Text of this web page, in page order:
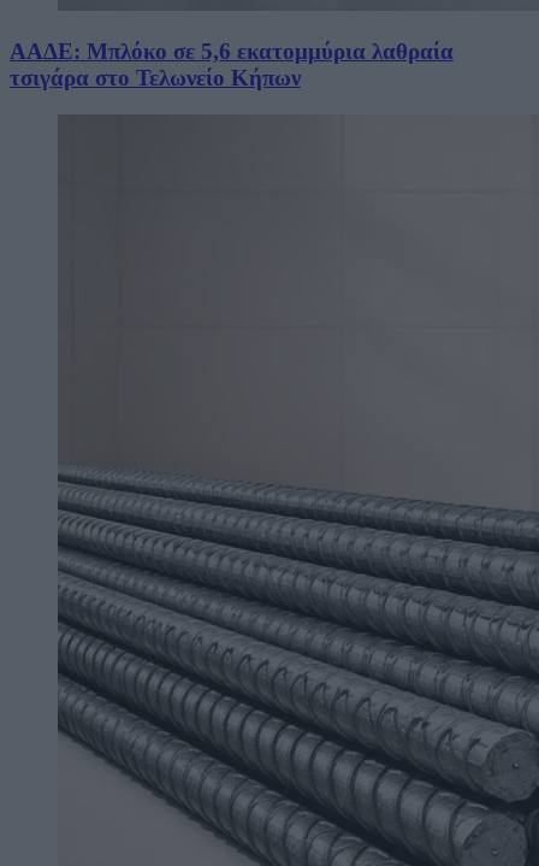
ΑΑΔΕ: Μπλόκο σε 5,6 εκατομμύρια λαθραία
τσιγάρα στο Τελωνείο Κήπων